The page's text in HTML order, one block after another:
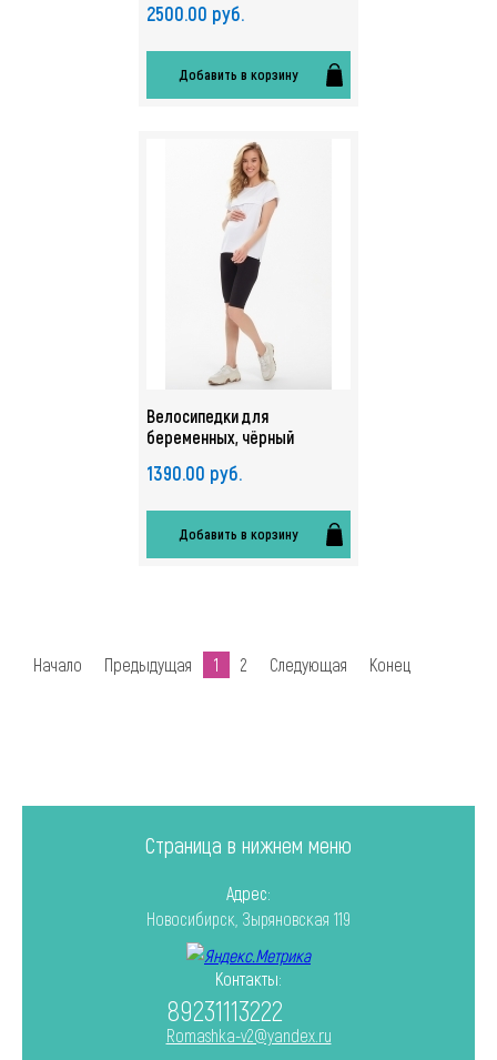
2500.00 руб.
Добавить в корзину
Велосипедки для
беременных, чёрный
1390.00 руб.
Добавить в корзину
Начало Предыдущая 1 2 Следующая Конец
Страница в нижнем меню
Адрес:
Новосибирск, Зыряновская 119
Контакты:
89231113222
Romashka-v2@yandex.ru